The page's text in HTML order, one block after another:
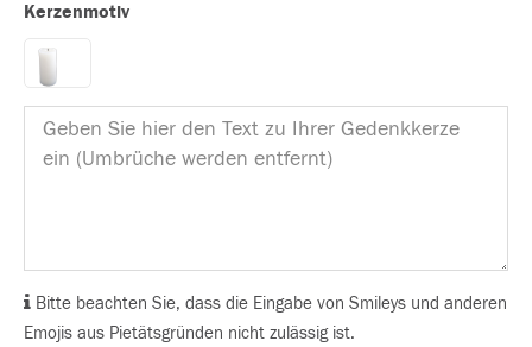
Kerzenmotiv
Bitte beachten Sie, dass die Eingabe von Smileys und anderen
Emojis aus Pietätsgründen nicht zulässig ist.